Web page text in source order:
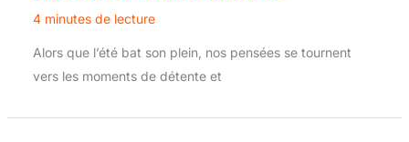
4 minutes de lecture
Alors que l’été bat son plein, nos pensées se tournent
vers les moments de détente et